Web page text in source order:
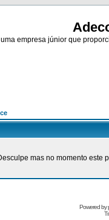
empresa júnior que
mas no momento este
Powered by